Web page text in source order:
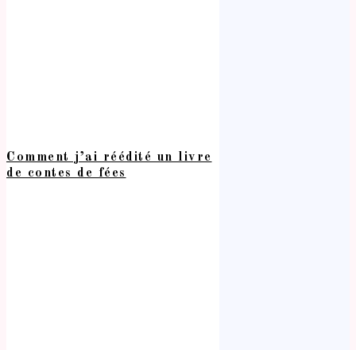
Comment j’ai réédité un livre
de contes de fées